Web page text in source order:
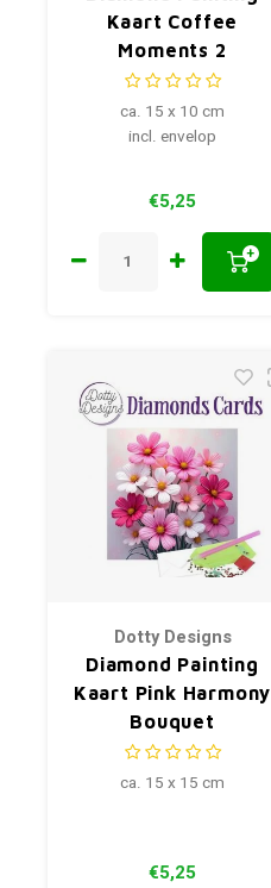
Kaart Coffee
Moments 2
ca. 15 x 10 cm
incl. envelop
€5,25
+
Dotty Designs
Diamond Painting
Kaart Pink Harmony
Bouquet
ca. 15 x 15 cm
€5,25